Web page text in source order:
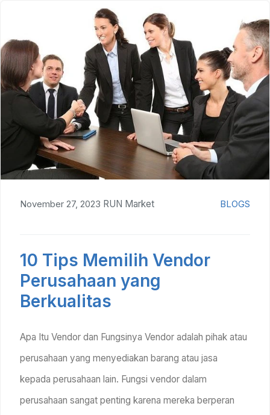
November 27, 2023 RUN Market BLOGS
10 Tips Memilih Vendor
Perusahaan yang
Berkualitas
Apa Itu Vendor dan Fungsinya Vendor adalah pihak atau
perusahaan yang menyediakan barang atau jasa
kepada perusahaan lain. Fungsi vendor dalam
perusahaan sangat penting karena mereka berperan